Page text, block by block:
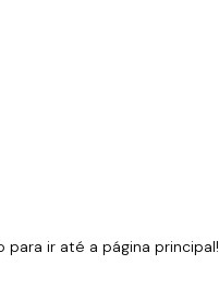
ir até a página principal!